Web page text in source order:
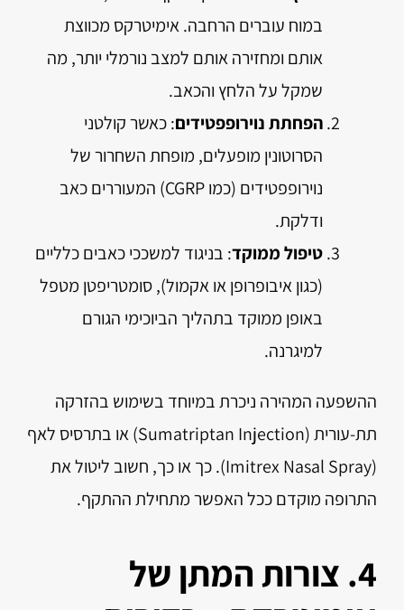
במוח עוברים הרחבה. אימיטרקס מכווצת
אותם ומחזירה אותם למצב נורמלי יותר, מה
שמקל על הלחץ והכאב.
הפחתת נוירופפטידים: כאשר קולטני
הסרוטונין מופעלים, מופחת השחרור של
נוירופפטידים (כמו CGRP) המעוררים כאב
ודלקת.
טיפול ממוקד: בניגוד למשככי כאבים כלליים
(כגון איבופרופן או אקמול), סומטריפטן מטפל
באופן ממוקד בתהליך הביוכימי הגורם
למיגרנה.
ההשפעה המהירה ניכרת במיוחד בשימוש בהזרקה
תת-עורית (Sumatriptan Injection) או בתרסיס לאף
(Imitrex Nasal Spray). כך או כך, חשוב ליטול את
התרופה מוקדם ככל האפשר מתחילת ההתקף.
4. צורות המתן של